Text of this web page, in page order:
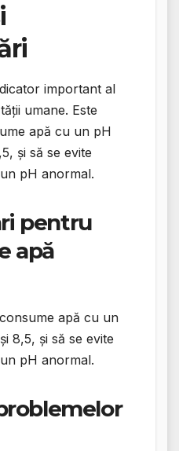
important al
umane. Este
apă cu un pH
și să se evite
pH anormal.
pentru
apă
apă cu un
8,5, și să se evite
pH anormal.